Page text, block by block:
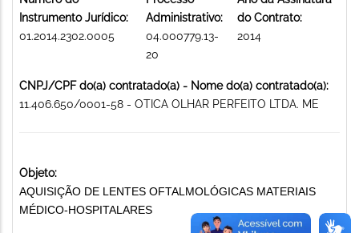
Instrumento Jurídico:
01.2014.2302.0005
Administrativo:
04.000779.13-
20
do Contrato:
2014
CNPJ/CPF do(a) contratado(a) - Nome do(a) contratado(a):
11.406.650/0001-58 - OTICA OLHAR PERFEITO LTDA. ME
Objeto:
AQUISIÇÃO DE LENTES OFTALMOLÓGICAS MATERIAIS
MÉDICO-HOSPITALARES